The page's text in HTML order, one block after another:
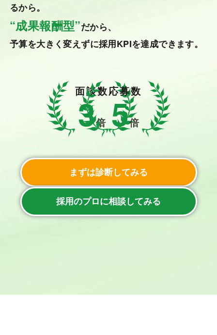
るから。
“成果報酬型”だから、
予算を大きく変えずに採用KPIを達成できます。
面談数
3倍
応募数
5倍
まずは診断してみる
採用のプロに相談してみる